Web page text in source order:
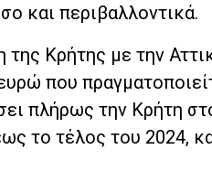
και περιβαλλοντικά.
Κρήτης με την
που
πλήρως την Κρήτη
το τέλος του 2024,